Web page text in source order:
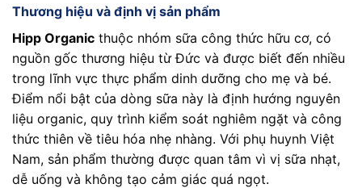
Thương hiệu và định vị sản phẩm
Hipp Organic thuộc nhóm sữa công thức hữu cơ, có
nguồn gốc thương hiệu từ Đức và được biết đến nhiều
trong lĩnh vực thực phẩm dinh dưỡng cho mẹ và bé.
Điểm nổi bật của dòng sữa này là định hướng nguyên
liệu organic, quy trình kiểm soát nghiêm ngặt và công
thức thiên về tiêu hóa nhẹ nhàng. Với phụ huynh Việt
Nam, sản phẩm thường được quan tâm vì vị sữa nhạt,
dễ uống và không tạo cảm giác quá ngọt.